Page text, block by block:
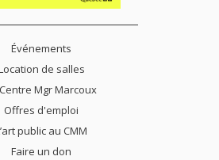
Événements
de salles
Mgr Marcoux
Offres d'emploi
public au CMM
Faire un don